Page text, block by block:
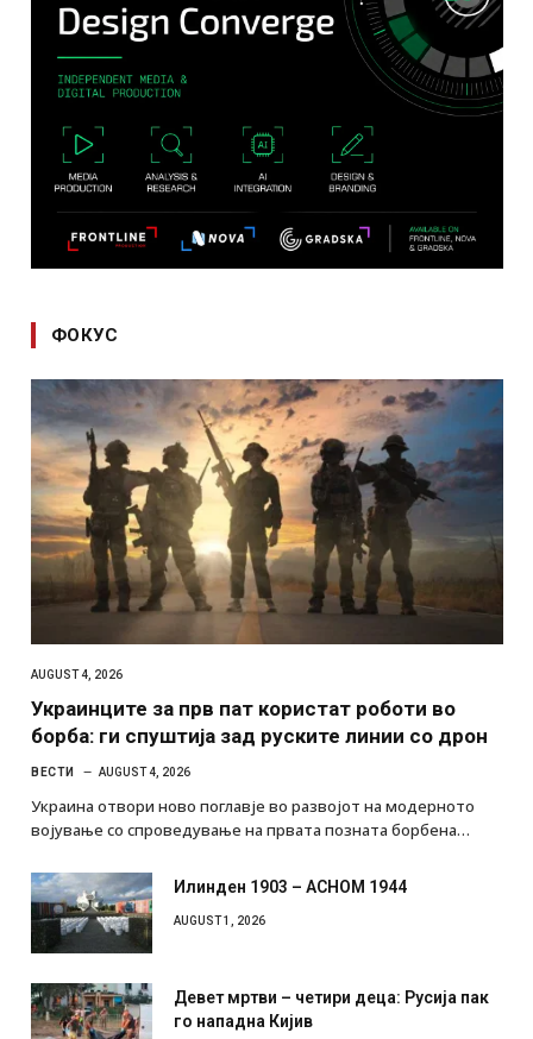
ФОКУС
AUGUST 4, 2026
Украинците за прв пат користат роботи во
борба: ги спуштија зад руските линии со дрон
ВЕСТИ AUGUST 4, 2026
Украина отвори ново поглавје во развојот на модерното
војување со спроведување на првата позната борбена…
Илинден 1903 – АСНОМ 1944
AUGUST 1, 2026
Девет мртви – четири деца: Русија пак
го нападна Кијив